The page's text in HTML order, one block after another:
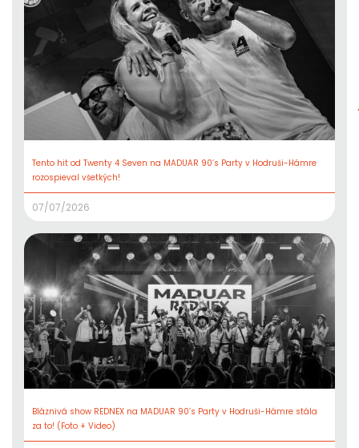
Tento hit od Twenty 4 Seven na MADUAR 90’s Party v Hodruši-Hámre
rozospieval všetkých!
07/07/2026
Bláznivá show REDNEX na MADUAR 90’s Party v Hodruši-Hámre stála
za to! (Foto + Video)